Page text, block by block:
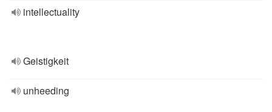
intellectuality
Geistigkeit
unheeding